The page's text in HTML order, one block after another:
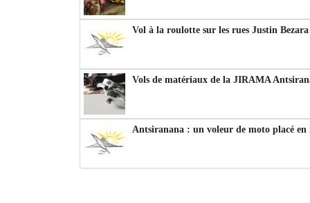
Vol à la roulotte sur les rues Justin
Vols de matériaux de la JIRAMA
Antsiranana : un voleur de moto placé en